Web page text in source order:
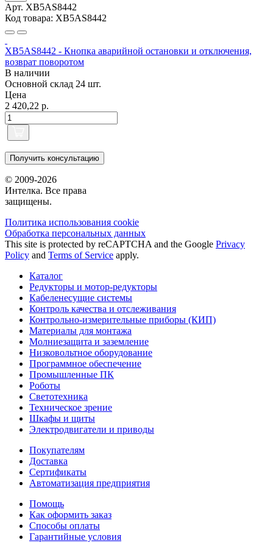
Арт. XB5AS8442
Код товара: XB5AS8442
XB5AS8442 - Кнопка аварийной остановки и отключения,
возврат поворотом
В наличии
Основной склад 24 шт.
Цена
2 420,22 р.
Получить консультацию
© 2009-2026
Интелка. Все права
защищены.
Политика использования сookie
Обработка персональных данных
This site is protected by reCAPTCHA and the Google Privacy
Policy and Terms of Service apply.
Каталог
Редукторы и мотор-редукторы
Кабеленесущие системы
Контроль качества и отслеживания
Контрольно-измерительные приборы (КИП)
Материалы для монтажа
Молниезащита и заземление
Низковольтное оборудование
Программное обеспечение
Промышленные ПК
Роботы
Светотехника
Техническое зрение
Шкафы и щиты
Электродвигатели и приводы
Покупателям
Доставка
Сертификаты
Автоматизация предприятия
Помощь
Как оформить заказ
Способы оплаты
Гарантийные условия